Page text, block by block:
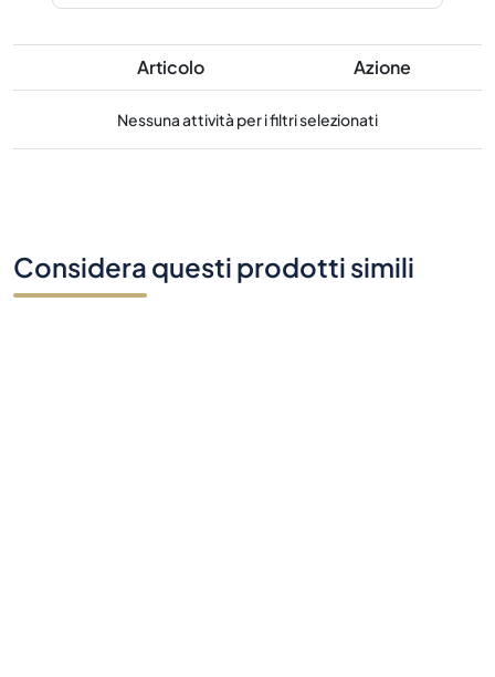
Articolo Azione
Nessuna attività per i filtri selezionati
Considera questi prodotti simili